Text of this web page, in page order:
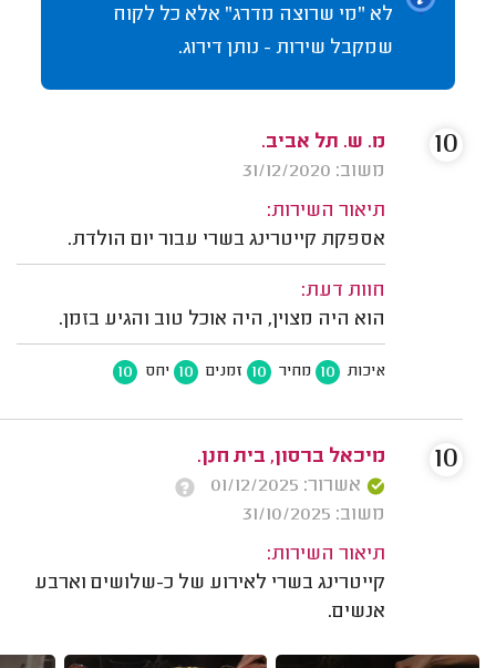
לא "מי שרוצה מדרג" אלא כל לקוח
שמקבל שירות - נותן דירוג.
מ. ש. תל אביב.
משוב: 31/12/2020
תיאור השירות:
אספקת קייטרינג בשרי עבור יום הולדת.
חוות דעת:
הוא היה מצוין, היה אוכל טוב והגיע בזמן.
איכות 10 מחיר 10 זמנים 10 יחס 10
10
מיכאל ברסון, בית חנן.
אשרור: 01/12/2025
משוב: 31/10/2025
תיאור השירות:
קייטרינג בשרי לאירוע של כ-שלושים וארבע
אנשים.
10